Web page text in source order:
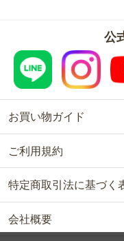
公
お買い物ガイド
ご利用規約
特定商取引法に基づく
会社概要